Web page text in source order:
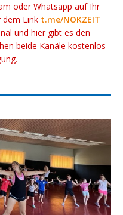
oder Whatsapp auf Ihr
dem Link t.me/NOKZEIT
und hier gibt es den
beide Kanäle kostenlos